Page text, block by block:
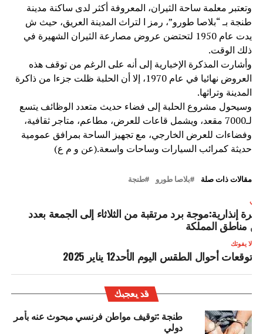
وتعتبر معلمة ساحة الثيران، المعروفة أكثر لدى ساكنة مدينة
طنجة بـ “بلاصا طورو”، رمز ا لتراث المدينة العريق، حيث ش
يدت عام 1950 لتحتضن عروض مصارعة الثيران الشهيرة في
ذلك الوقت.
وأشارت المذكرة الإخبارية إلى أنه على الرغم من توقف هذه
العروض نهائيا في عام 1970، إلا أن الحلبة ظلت جزءا من ذاكرة
المدينة وتراثها.
وسيحول مشروع الحلبة إلى فضاء حديث متعدد الوظائف يتسع
لـ7000 مقعد، ويشمل قاعات للعرض، مطاعم، متاجر ثقافية،
وفضاءات للعرض الخارجي، مع تجهيز الساحة بمرافق عمومية
حديثة كمرائب السيارات وساحات واسعة.(عن و م ع)
مقالات ذات صلة بلاصا طورو طنجة
إنذارية:موجة برد مرتقبة من الثلاثاء إلى الجمعة بعدد
مناطق المملكة
لا يفوتك
توقعات أحوال الطقس اليوم الأحد12 يناير 2025
قد يعجبك
طنجة :توقيف مواطن فرنسي مبحوث عنه بأمر
دولي